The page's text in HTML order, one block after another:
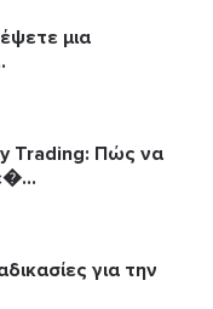
μια
Trading: Πώς να
για την